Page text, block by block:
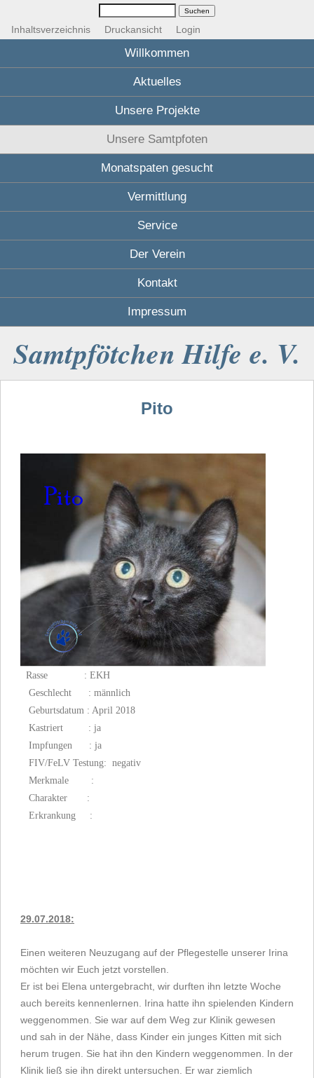
Inhaltsverzeichnis Druckansicht Login
Willkommen
Aktuelles
Unsere Projekte
Unsere Samtpfoten
Monatspaten gesucht
Vermittlung
Service
Der Verein
Kontakt
Impressum
Samtpfötchen Hilfe e. V.
Pito
Rasse : EKH
Geschlecht : männlich
Geburtsdatum : April 2018
Kastriert : ja
Impfungen : ja
FIV/FeLV Testung: negativ
Merkmale :
Charakter :
Erkrankung :
29.07.2018:
Einen weiteren Neuzugang auf der Pflegestelle unserer Irina
möchten wir Euch jetzt vorstellen.
Er ist bei Elena untergebracht, wir durften ihn letzte Woche
auch bereits kennenlernen. Irina hatte ihn spielenden Kindern
weggenommen. Sie war auf dem Weg zur Klinik gewesen
und sah in der Nähe, dass Kinder ein junges Kitten mit sich
herum trugen. Sie hat ihn den Kindern weggenommen. In der
Klinik ließ sie ihn direkt untersuchen. Er war ziemlich